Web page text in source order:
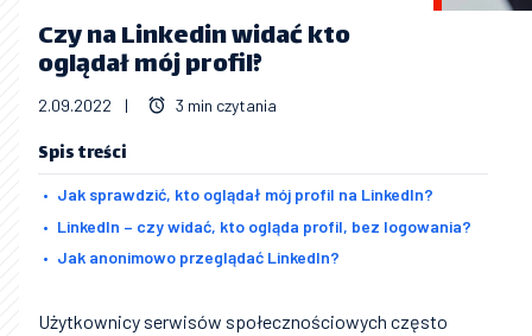
Czy na Linkedin widać kto
oglądał mój profil?
2.09.2022 | 3 min czytania
Spis treści
Jak sprawdzić, kto oglądał mój profil na LinkedIn?
LinkedIn – czy widać, kto ogląda profil, bez logowania?
Jak anonimowo przeglądać LinkedIn?
Użytkownicy serwisów społecznościowych często